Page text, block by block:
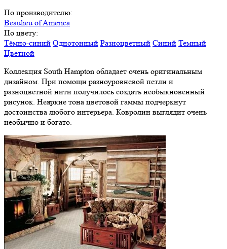
По производителю:
Beaulieu of America
По цвету:
Тёмно-синий Однотонный Разноцветный Синий Темный
Цветной
Коллекция South Hampton обладает очень оригинальным
дизайном. При помощи разноуровневой петли и
разноцветной нити получилось создать необыкновенный
рисунок. Неяркие тона цветовой гаммы подчеркнут
достоинства любого интерьера. Ковролин выглядит очень
необычно и богато.